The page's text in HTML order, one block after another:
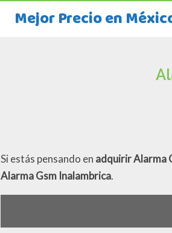
Mejor Precio en
Si estás pensando en adquirir Alarma
Alarma Gsm Inalambrica.